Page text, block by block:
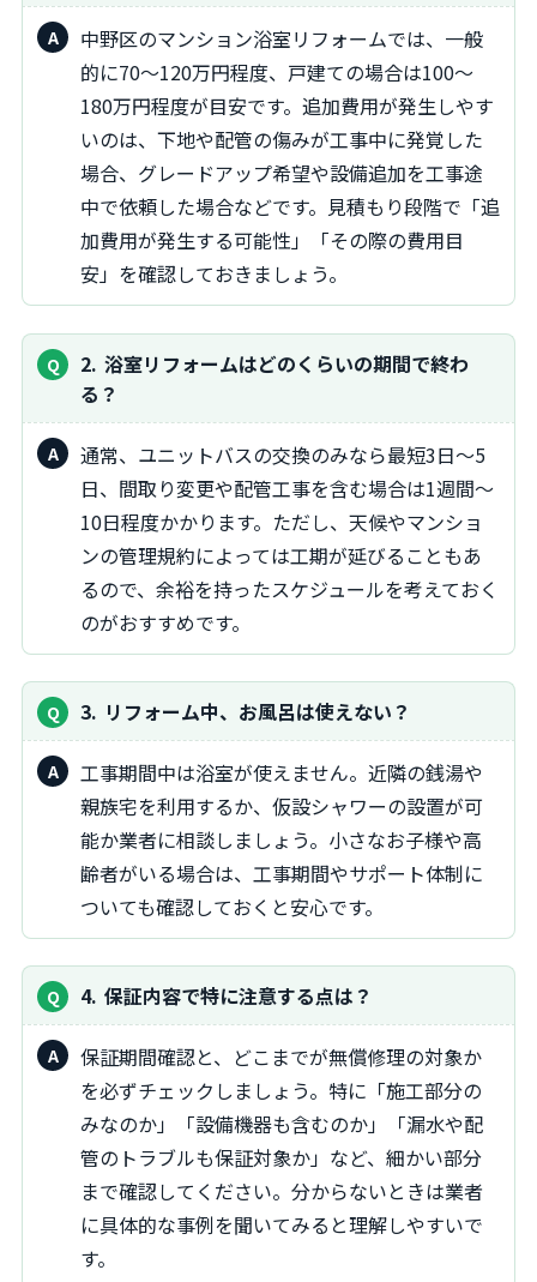
中野区のマンション浴室リフォームでは、一般
的に70～120万円程度、戸建ての場合は100～
180万円程度が目安です。追加費用が発生しやす
いのは、下地や配管の傷みが工事中に発覚した
場合、グレードアップ希望や設備追加を工事途
中で依頼した場合などです。見積もり段階で「追
加費用が発生する可能性」「その際の費用目
安」を確認しておきましょう。
2 浴室リフォームはどのくらいの期間で終わ
る？
通常、ユニットバスの交換のみなら最短3日～5
日、間取り変更や配管工事を含む場合は1週間～
10日程度かかります。ただし、天候やマンショ
ンの管理規約によっては工期が延びることもあ
るので、余裕を持ったスケジュールを考えておく
のがおすすめです。
3 リフォーム中、お風呂は使えない？
工事期間中は浴室が使えません。近隣の銭湯や
親族宅を利用するか、仮設シャワーの設置が可
能か業者に相談しましょう。小さなお子様や高
齢者がいる場合は、工事期間やサポート体制に
ついても確認しておくと安心です。
4 保証内容で特に注意する点は？
保証期間確認と、どこまでが無償修理の対象か
を必ずチェックしましょう。特に「施工部分の
みなのか」「設備機器も含むのか」「漏水や配
管のトラブルも保証対象か」など、細かい部分
まで確認してください。分からないときは業者
に具体的な事例を聞いてみると理解しやすいで
す。